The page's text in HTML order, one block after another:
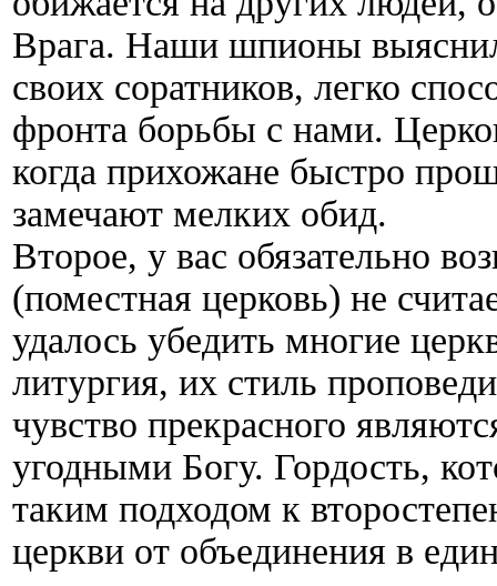
Врага. Наши шпионы
своих соратников, легко
фронта борьбы с нами.
когда прихожане быстро
замечают мелких обид.
Второе, у вас обязательно
(поместная церковь) не
удалось убедить многие
литургия, их стиль
чувство прекрасного
угодными Богу. Гордость,
таким подходом к
церкви от объединения в